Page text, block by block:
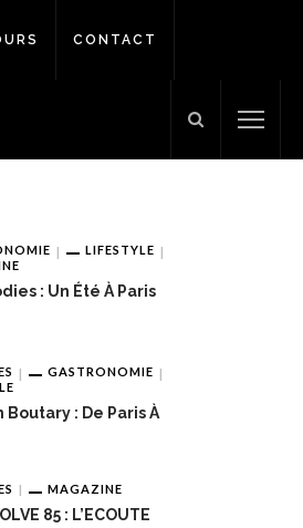
CONTACT
LIFESTYLE
: Un Été À Paris
GASTRONOMIE
Boutary : De Paris À
MAGAZINE
85 : L’ECOUTE